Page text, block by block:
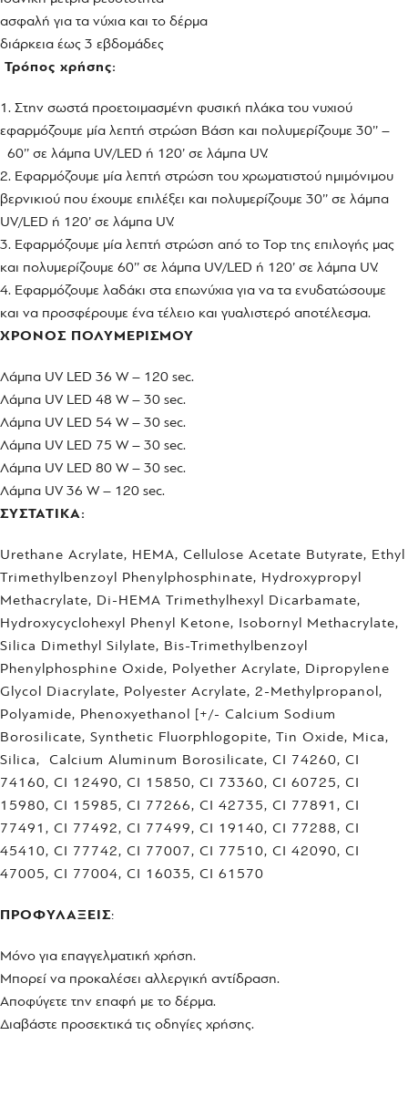
ασφαλή για τα νύχια και το δέρμα
διάρκεια έως 3 εβδομάδες
Τρόπος χρήσης:
1. Στην σωστά προετοιμασμένη φυσική πλάκα του νυχιού
εφαρμόζουμε μία λεπτή στρώση Βάση και πολυμερίζουμε 30’’ –
60’’ σε λάμπα UV/LED ή 120’ σε λάμπα UV.
2. Εφαρμόζουμε μία λεπτή στρώση του χρωματιστού ημιμόνιμου
βερνικιού που έχουμε επιλέξει και πολυμερίζουμε 30’’ σε λάμπα
UV/LED ή 120’ σε λάμπα UV.
3. Εφαρμόζουμε μία λεπτή στρώση από το Top της επιλογής μας
και πολυμερίζουμε 60’’ σε λάμπα UV/LED ή 120’ σε λάμπα UV.
4. Εφαρμόζουμε λαδάκι στα επωνύχια για να τα ενυδατώσουμε
και να προσφέρουμε ένα τέλειο και γυαλιστερό αποτέλεσμα.
ΧΡΟΝΟΣ ΠΟΛΥΜΕΡΙΣΜΟΥ
Λάμπα UV LED 36 W – 120 sec.
Λάμπα UV LED 48 W – 30 sec.
Λάμπα UV LED 54 W – 30 sec.
Λάμπα UV LED 75 W – 30 sec.
Λάμπα UV LED 80 W – 30 sec.
Λάμπα UV 36 W – 120 sec.
ΣΥΣΤΑΤΙΚΑ:
Urethane Acrylate, HEMA, Cellulose Acetate Butyrate, Ethyl
Trimethylbenzoyl Phenylphosphinate, Hydroxypropyl
Methacrylate, Di-HEMA Trimethylhexyl Dicarbamate,
Hydroxycyclohexyl Phenyl Ketone, Isobornyl Methacrylate,
Silica Dimethyl Silylate, Bis-Trimethylbenzoyl
Phenylphosphine Oxide, Polyether Acrylate, Dipropylene
Glycol Diacrylate, Polyester Acrylate, 2-Methylpropanol,
Polyamide, Phenoxyethanol [+/- Calcium Sodium
Borosilicate, Synthetic Fluorphlogopite, Tin Oxide, Mica,
Silica, Calcium Aluminum Borosilicate, CI 74260, CI
74160, CI 12490, CI 15850, CI 73360, CI 60725, CI
15980, CI 15985, CI 77266, CI 42735, CI 77891, CI
77491, CI 77492, CI 77499, CI 19140, CI 77288, CI
45410, CI 77742, CI 77007, CI 77510, CI 42090, CI
47005, CI 77004, CI 16035, CI 61570
ΠΡΟΦΥΛΑΞΕΙΣ:
Μόνο για επαγγελματική χρήση.
Μπορεί να προκαλέσει αλλεργική αντίδραση.
Αποφύγετε την επαφή με το δέρμα.
Διαβάστε προσεκτικά τις οδηγίες χρήσης.